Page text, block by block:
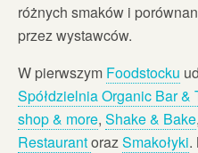
różnych smaków i
przez wystawców.
W pierwszym Foodstocku
Spółdzielnia Organic Bar &
shop & more, Shake & Bake,
RestaurantorazSmakołyki.